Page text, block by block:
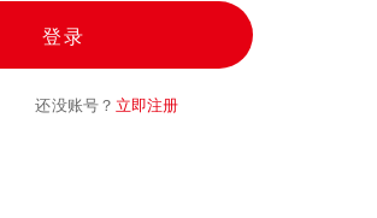
登录
还没账号？ 立即注册